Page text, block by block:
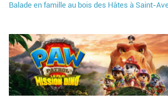
Balade en famille au bois des Hâtes à Saint-